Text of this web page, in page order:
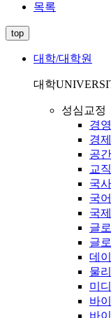
목록
top
대학/대학원
대학
성심교정
경
경
공
교
국
국
국
글
글
데
물
미
바